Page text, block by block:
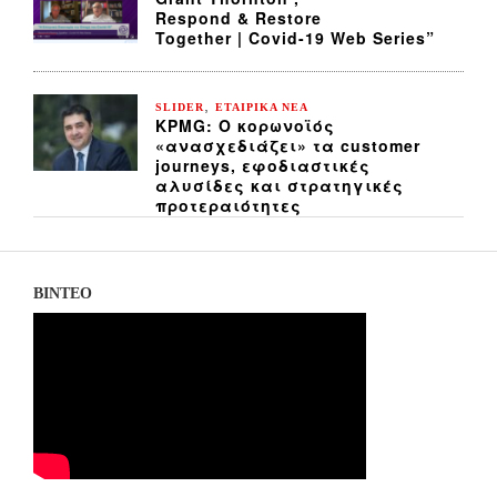
Respond & Restore
Together | Covid-19 Web Series”
SLIDER ΕΤΑΙΡΙΚΑ ΝΕΑ
KPMG: Ο κορωνοϊός
«ανασχεδιάζει» τα customer
journeys, εφοδιαστικές
αλυσίδες και στρατηγικές
προτεραιότητες
ΒΙΝΤΕΟ